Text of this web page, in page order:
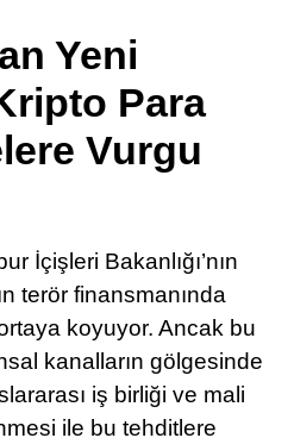
Youtube
TikTok
Pinterest
Yeni
Para
Vurgu
İçişleri Bakanlığı’nın
terör finansmanında
ortaya koyuyor. Ancak bu
kanalların gölgesinde
iş birliği ve mali
ile bu tehditlere